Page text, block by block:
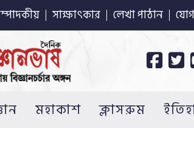
সাক্ষাৎকার লেখা পাঠান
মহাকাশ ক্লাসরুম